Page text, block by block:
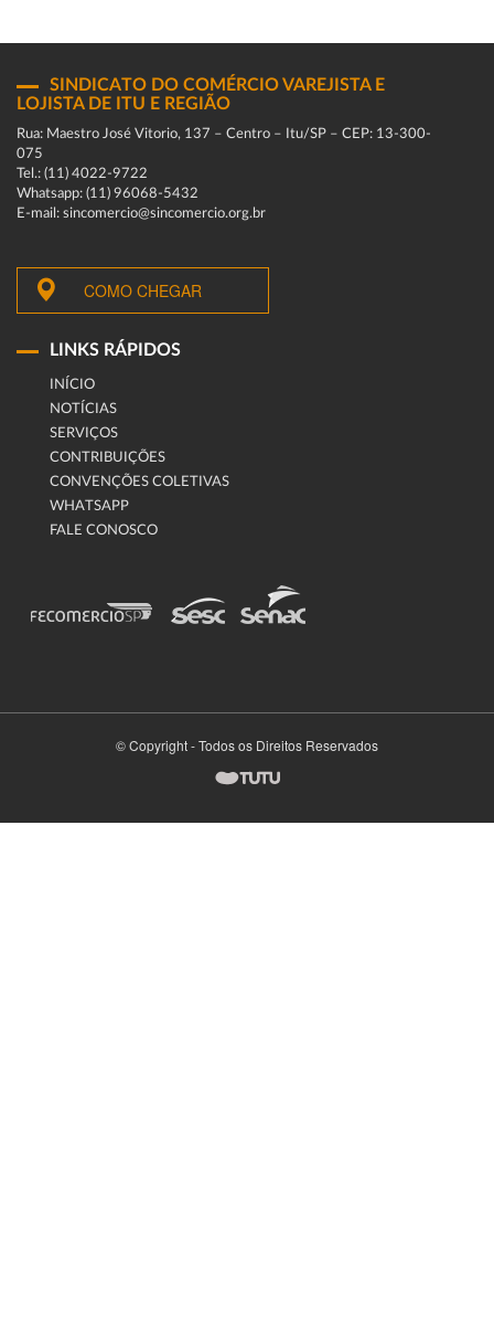
SINDICATO DO COMÉRCIO VAREJISTA E
LOJISTA DE ITU E REGIÃO
Rua: Maestro José Vitorio, 137 – Centro – Itu/SP – CEP: 13-300-
075
Tel.: (11) 4022-9722
Whatsapp: (11) 96068-5432
E-mail: sincomercio@sincomercio.org.br
COMO CHEGAR
LINKS RÁPIDOS
INÍCIO
NOTÍCIAS
SERVIÇOS
CONTRIBUIÇÕES
CONVENÇÕES COLETIVAS
WHATSAPP
FALE CONOSCO
© Copyright - Todos os Direitos Reservados